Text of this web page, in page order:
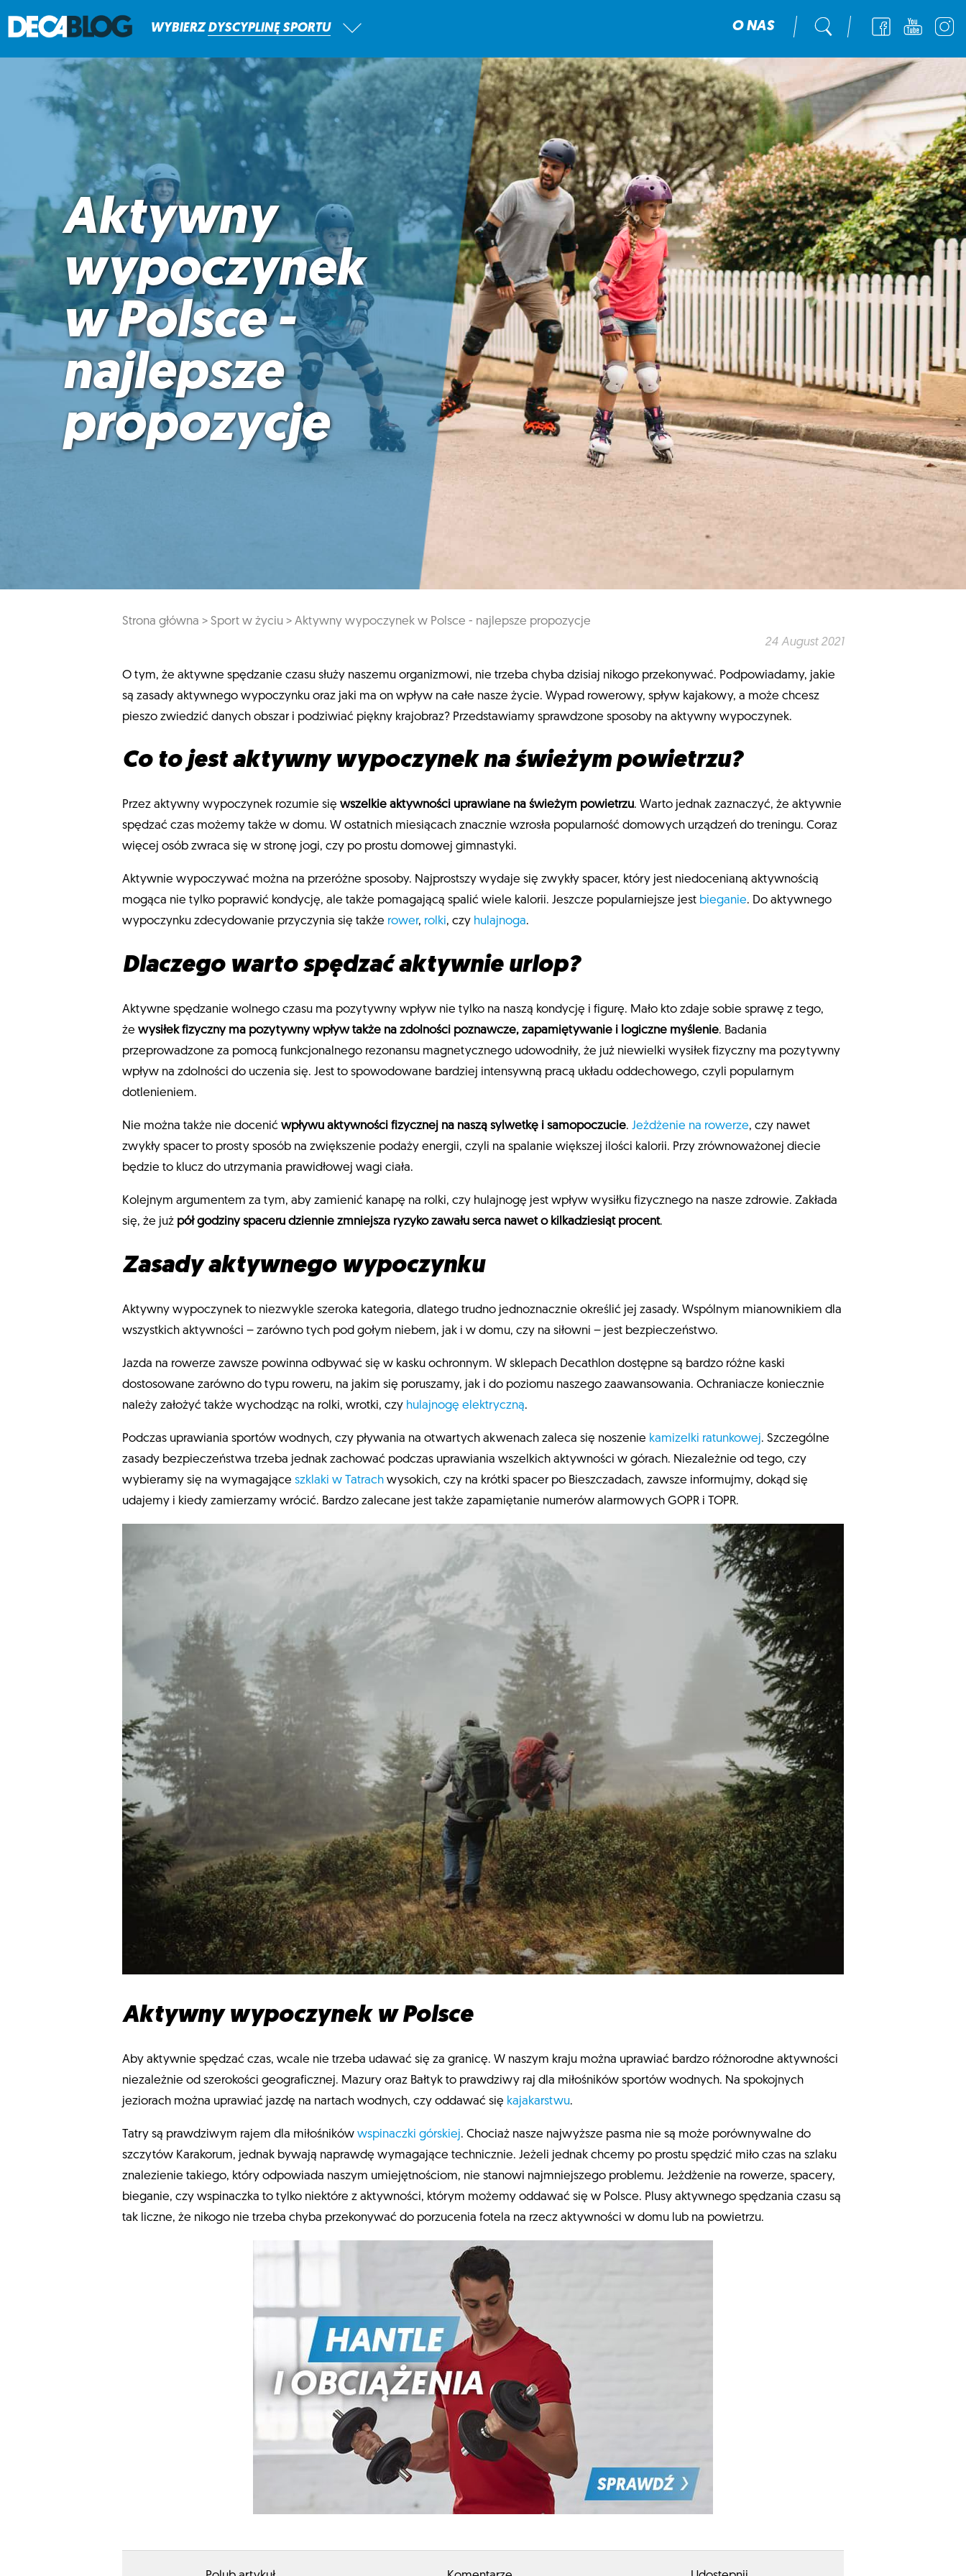
WYBIERZ DYSCYPLINĘ SPORTU O NAS
Aktywny
wypoczynek
w Polsce -
najlepsze
propozycje
Strona główna > Sport w życiu > Aktywny wypoczynek w Polsce - najlepsze propozycje
24 August 2021
O tym, że aktywne spędzanie czasu służy naszemu organizmowi, nie trzeba chyba dzisiaj nikogo przekonywać. Podpowiadamy, jakie
są zasady aktywnego wypoczynku oraz jaki ma on wpływ na całe nasze życie. Wypad rowerowy, spływ kajakowy, a może chcesz
pieszo zwiedzić danych obszar i podziwiać piękny krajobraz? Przedstawiamy sprawdzone sposoby na aktywny wypoczynek.
Co to jest aktywny wypoczynek na świeżym powietrzu?
Przez aktywny wypoczynek rozumie się wszelkie aktywności uprawiane na świeżym powietrzu. Warto jednak zaznaczyć, że aktywnie
spędzać czas możemy także w domu. W ostatnich miesiącach znacznie wzrosła popularność domowych urządzeń do treningu. Coraz
więcej osób zwraca się w stronę jogi, czy po prostu domowej gimnastyki.
Aktywnie wypoczywać można na przeróżne sposoby. Najprostszy wydaje się zwykły spacer, który jest niedocenianą aktywnością
mogąca nie tylko poprawić kondycję, ale także pomagającą spalić wiele kalorii. Jeszcze popularniejsze jest bieganie. Do aktywnego
wypoczynku zdecydowanie przyczynia się także rower, rolki, czy hulajnoga.
Dlaczego warto spędzać aktywnie urlop?
Aktywne spędzanie wolnego czasu ma pozytywny wpływ nie tylko na naszą kondycję i figurę. Mało kto zdaje sobie sprawę z tego,
że wysiłek fizyczny ma pozytywny wpływ także na zdolności poznawcze, zapamiętywanie i logiczne myślenie. Badania
przeprowadzone za pomocą funkcjonalnego rezonansu magnetycznego udowodniły, że już niewielki wysiłek fizyczny ma pozytywny
wpływ na zdolności do uczenia się. Jest to spowodowane bardziej intensywną pracą układu oddechowego, czyli popularnym
dotlenieniem.
Nie można także nie docenić wpływu aktywności fizycznej na naszą sylwetkę i samopoczucie. Jeżdżenie na rowerze, czy nawet
zwykły spacer to prosty sposób na zwiększenie podaży energii, czyli na spalanie większej ilości kalorii. Przy zrównoważonej diecie
będzie to klucz do utrzymania prawidłowej wagi ciała.
Kolejnym argumentem za tym, aby zamienić kanapę na rolki, czy hulajnogę jest wpływ wysiłku fizycznego na nasze zdrowie. Zakłada
się, że już pół godziny spaceru dziennie zmniejsza ryzyko zawału serca nawet o kilkadziesiąt procent.
Zasady aktywnego wypoczynku
Aktywny wypoczynek to niezwykle szeroka kategoria, dlatego trudno jednoznacznie określić jej zasady. Wspólnym mianownikiem dla
wszystkich aktywności – zarówno tych pod gołym niebem, jak i w domu, czy na siłowni – jest bezpieczeństwo.
Jazda na rowerze zawsze powinna odbywać się w kasku ochronnym. W sklepach Decathlon dostępne są bardzo różne kaski
dostosowane zarówno do typu roweru, na jakim się poruszamy, jak i do poziomu naszego zaawansowania. Ochraniacze koniecznie
należy założyć także wychodząc na rolki, wrotki, czy hulajnogę elektryczną.
Podczas uprawiania sportów wodnych, czy pływania na otwartych akwenach zaleca się noszenie kamizelki ratunkowej. Szczególne
zasady bezpieczeństwa trzeba jednak zachować podczas uprawiania wszelkich aktywności w górach. Niezależnie od tego, czy
wybieramy się na wymagające szklaki w Tatrach wysokich, czy na krótki spacer po Bieszczadach, zawsze informujmy, dokąd się
udajemy i kiedy zamierzamy wrócić. Bardzo zalecane jest także zapamiętanie numerów alarmowych GOPR i TOPR.
Aktywny wypoczynek w Polsce
Aby aktywnie spędzać czas, wcale nie trzeba udawać się za granicę. W naszym kraju można uprawiać bardzo różnorodne aktywności
niezależnie od szerokości geograficznej. Mazury oraz Bałtyk to prawdziwy raj dla miłośników sportów wodnych. Na spokojnych
jeziorach można uprawiać jazdę na nartach wodnych, czy oddawać się kajakarstwu.
Tatry są prawdziwym rajem dla miłośników wspinaczki górskiej. Chociaż nasze najwyższe pasma nie są może porównywalne do
szczytów Karakorum, jednak bywają naprawdę wymagające technicznie. Jeżeli jednak chcemy po prostu spędzić miło czas na szlaku
znalezienie takiego, który odpowiada naszym umiejętnościom, nie stanowi najmniejszego problemu. Jeżdżenie na rowerze, spacery,
bieganie, czy wspinaczka to tylko niektóre z aktywności, którym możemy oddawać się w Polsce. Plusy aktywnego spędzania czasu są
tak liczne, że nikogo nie trzeba chyba przekonywać do porzucenia fotela na rzecz aktywności w domu lub na powietrzu.